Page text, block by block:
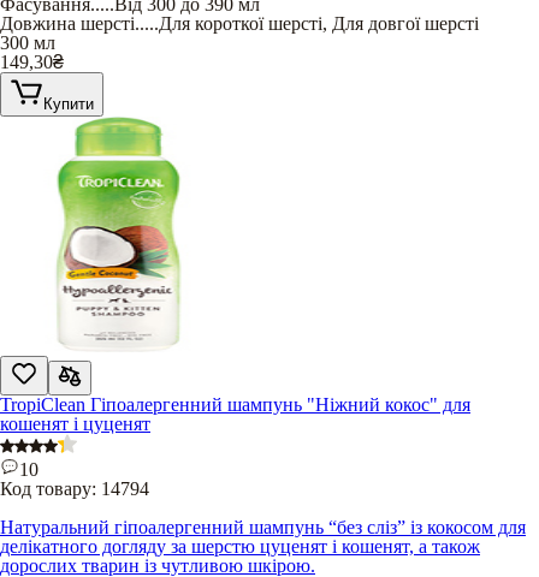
Довжина шерсті.....Для короткої шерсті, Для довгої шерсті
300 мл
149,30₴
Купити
TropiClean Гіпоалергенний шампунь "Ніжний кокос" для
кошенят і цуценят
10
Код товару: 14794
Натуральний гіпоалергенний шампунь “без сліз” із кокосом для
делікатного догляду за шерстю цуценят і кошенят, а також
дорослих тварин із чутливою шкірою.